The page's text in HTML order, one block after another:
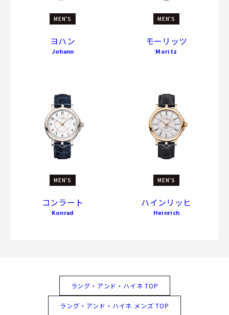
MEN'S
ヨハン
Johann
MEN'S
モーリッツ
Moritz
MEN'S
コンラート
Konrad
MEN'S
ハインリッヒ
Heinrich
ラング・アンド・ハイネ TOP
ラング・アンド・ハイネ メンズ TOP